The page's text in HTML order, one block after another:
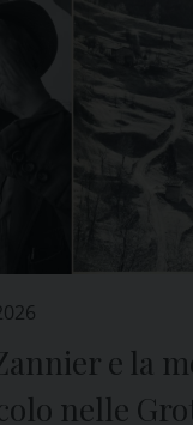
e la
nelle